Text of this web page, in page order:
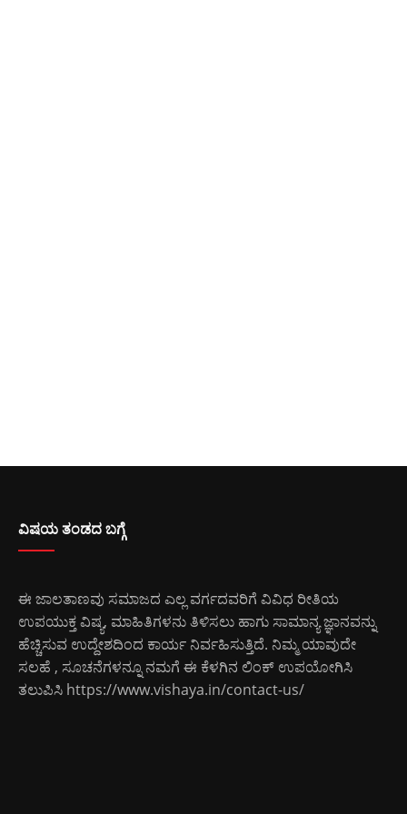
ವಿಷಯ ತಂಡದ ಬಗ್ಗೆ
ಈ ಜಾಲತಾಣವು ಸಮಾಜದ ಎಲ್ಲ ವರ್ಗದವರಿಗೆ ವಿವಿಧ ರೀತಿಯ
ಉಪಯುಕ್ತ ವಿಷ್ಯ, ಮಾಹಿತಿಗಳನು ತಿಳಿಸಲು ಹಾಗು ಸಾಮಾನ್ಯ ಜ್ಞಾನವನ್ನು
ಹೆಚ್ಚಿಸುವ ಉದ್ದೇಶದಿಂದ ಕಾರ್ಯ ನಿರ್ವಹಿಸುತ್ತಿದೆ. ನಿಮ್ಮ ಯಾವುದೇ
ಸಲಹೆ , ಸೂಚನೆಗಳನ್ನೂ ನಮಗೆ ಈ ಕೆಳಗಿನ ಲಿಂಕ್ ಉಪಯೋಗಿಸಿ
ತಲುಪಿಸಿ https://www.vishaya.in/contact-us/